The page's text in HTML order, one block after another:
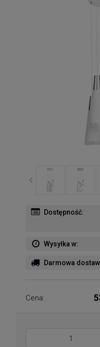
Dostępność:
Wysyłka w:
Darmowa
Cena: